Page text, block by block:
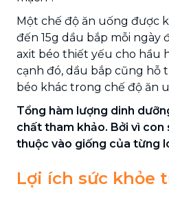
Một chế độ ăn uống được
đến 15g dầu bắp mỗi ngày
axit béo thiết yếu cho hầu
cạnh đó, dầu bắp cũng hỗ
béo khác trong chế độ ăn
Tổng hàm lượng dinh
chất tham khảo. Bởi vì con
thuộc vào giống của từng
Lợi ích sức khỏe